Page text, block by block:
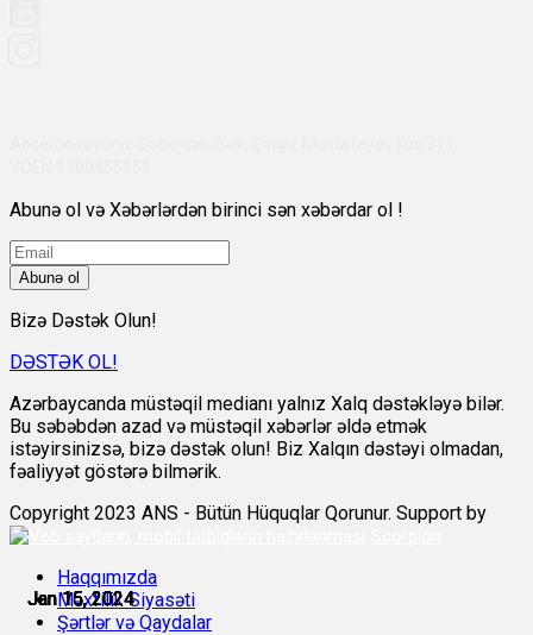
Jan 15, 2024
Jan 15, 2024
Jan 15, 2024
Jan 15, 2024
Jan 15, 2024
Jan 16, 2024
Abunə ol və Xəbərlərdən birinci sən xəbərdar ol !
Abunə ol
Bizə Dəstək Olun!
DƏSTƏK OL!
Azərbaycanda müstəqil medianı yalnız Xalq dəstəkləyə bilər.
Bu səbəbdən azad və müstəqil xəbərlər əldə etmək
istəyirsinizsə, bizə dəstək olun! Biz Xalqın dəstəyi olmadan,
fəaliyyət göstərə bilmərik.
Copyright 2023 ANS - Bütün Hüquqlar Qorunur. Support by
Haqqımızda
Məxfilik Siyasəti
Şərtlər və Qaydalar